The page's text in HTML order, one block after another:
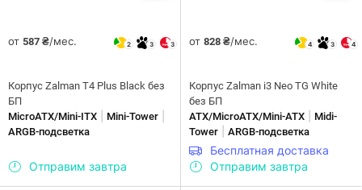
от 587 ₴/мес. 2 3 3
Корпус Zalman T4 Plus Black без
БП
MicroATX/Mini-ITX
Mini-Tower
ARGB-подсветка
Отправим завтра
от 828 ₴/мес. 4 3 4
Корпус Zalman i3 Neo TG White
без БП
ATX/MicroATX/Mini-ATX
Midi-
Tower
ARGB-подсветка
Бесплатная доставка
Отправим завтра